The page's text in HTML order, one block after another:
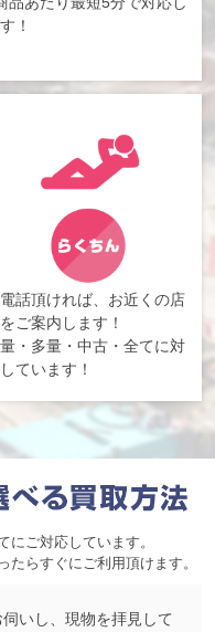
！
話頂ければ、お近くの店
ご案内します！
・多量・中古・全てに対
ています！
にご対応しています。
らすぐにご利用頂けます。
いし、現物を拝見して